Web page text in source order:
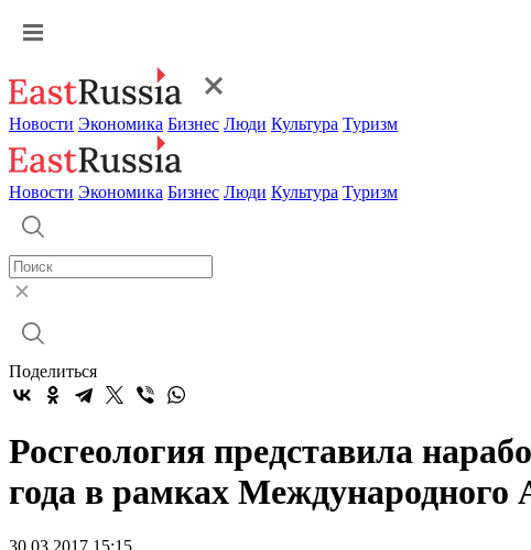
Новости Экономика Бизнес Люди Культура Туризм
Новости Экономика Бизнес Люди Культура Туризм
Поделиться
Росгеология представила
года в рамках Международного
30.03.2017 15:15